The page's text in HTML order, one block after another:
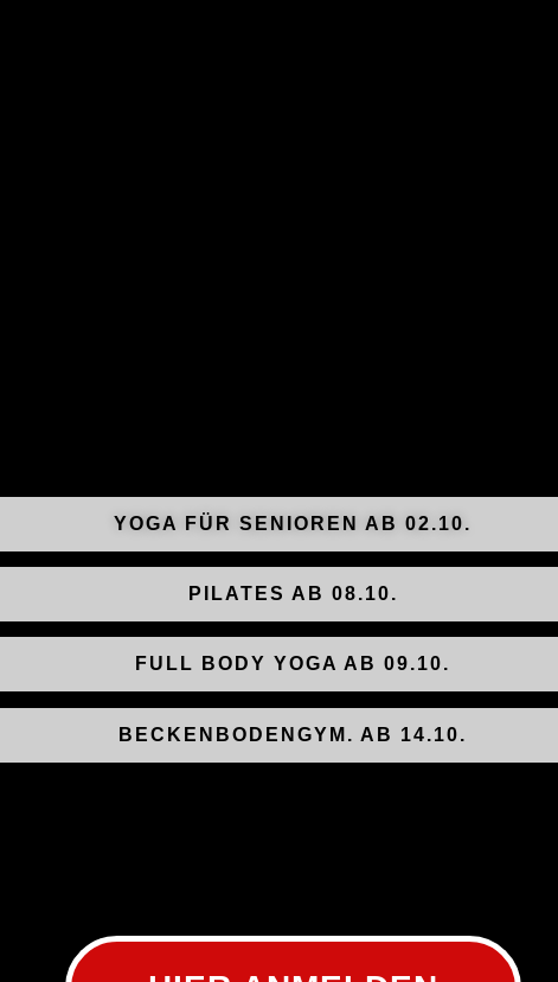
YOGA FÜR SENIOREN AB 02.10.
PILATES AB 08.10.
FULL BODY YOGA AB 09.10.
BECKENBODENGYM. AB 14.10.